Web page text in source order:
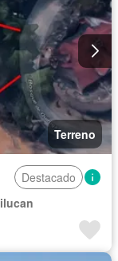
Terreno
Destacado